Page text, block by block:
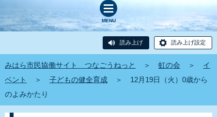
MENU
読み上げ 読み上げ設定
みはら市民協働サイト つなごうねっと ＞ 虹の会 ＞
イ
ベント
＞ 子どもの健全育成 ＞
12月19日（火）0歳から
のよみかたり